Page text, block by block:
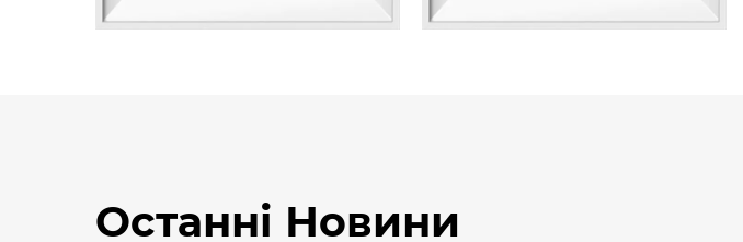
Останні Новини